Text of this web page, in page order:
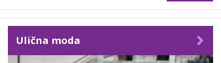
Ulična moda